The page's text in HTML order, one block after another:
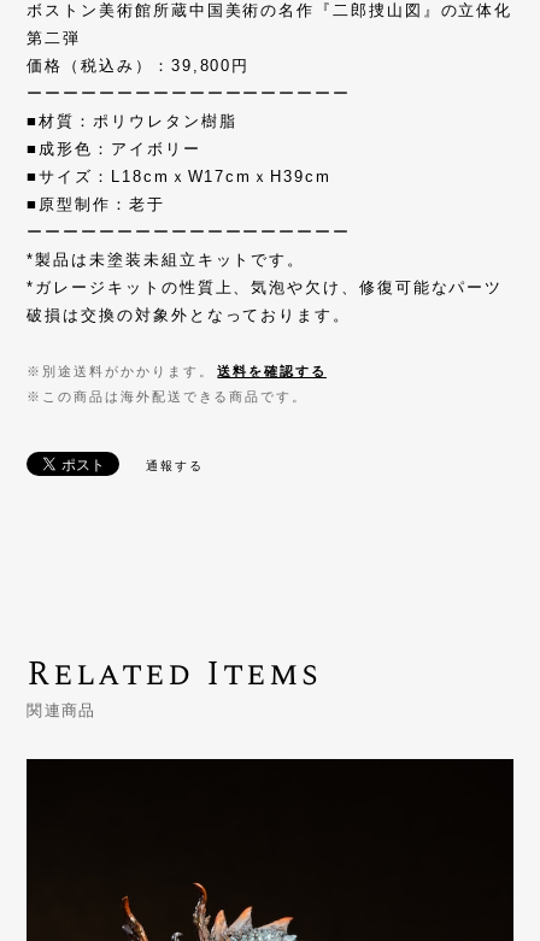
ボストン美術館所蔵中国美術の名作『二郎捜山図』の立体化
第二弾
価格（税込み）：39,800円
ーーーーーーーーーーーーーーーーーー
■材質：ポリウレタン樹脂
■成形色：アイボリー
■サイズ：L18cmｘW17cmｘH39cm
■原型制作：老于
ーーーーーーーーーーーーーーーーーー
*製品は未塗装未組立キットです。
*ガレージキットの性質上、気泡や欠け、修復可能なパーツ
破損は交換の対象外となっております。
※別途送料がかかります。
送料を確認する
※この商品は海外配送できる商品です。
通報する
Related Items
関連商品